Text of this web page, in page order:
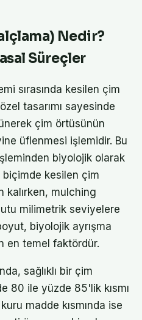
Nedir?
Süreçler
sırasında kesilen çim
tasarımı sayesinde
çim örtüsünün
üflenmesi işlemidir. Bu
biyolojik olarak
biçimde kesilen çim
kalırken, mulching
milimetrik seviyelere
biyolojik ayrışma
en temel faktördür.
sağlıklı bir çim
80 ile yüzde 85'lik kısmı
madde kısmında ise